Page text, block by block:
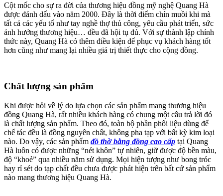
Cột mốc cho sự ra đời của thương hiệu đồng mỹ nghệ Quang Hà
được đánh dấu vào năm 2000. Đây là thời điểm chín muồi khi mà
tất cả các yếu tố như tay nghề thợ thủ công, yêu cầu phát triển, sức
ảnh hưởng thương hiệu… đều đã hội tụ đủ. Với sự thành lập chính
thức này, Quang Hà có thêm điều kiện để phục vụ khách hàng tốt
hơn cũng như mang lại nhiều giá trị thiết thực cho cộng đồng.
Chất lượng sản phẩm
Khi được hỏi về lý do lựa chọn các sản phẩm mang thương hiệu
đồng Quang Hà, rất nhiều khách hàng có chung một câu trả lời đó
là chất lượng sản phẩm. Theo đó, toàn bộ phần phôi liệu dùng để
chế tác đều là đồng nguyên chất, không pha tạp với bất kỳ kim loại
nào. Do vậy, các sản phẩm đồ thờ bằng đồng cao cấp tại Quang
Hà luôn có được những “nét khôn” tự nhiên, giữ được độ bền màu,
độ “khoẻ” qua nhiều năm sử dụng. Mọi hiện tượng như bong tróc
hay rỉ sét do tạp chất đều chưa được phát hiện trên bất cứ sản phẩm
nào mang thương hiệu Quang Hà.